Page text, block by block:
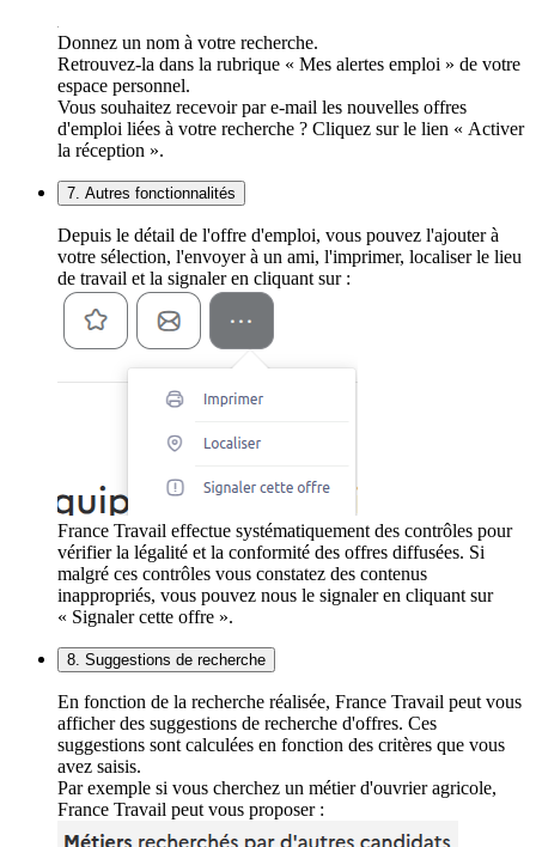
Donnez un nom à votre recherche.
Retrouvez-la dans la rubrique « Mes alertes emploi » de votre
espace personnel.
Vous souhaitez recevoir par e-mail les nouvelles offres
d'emploi liées à votre recherche ? Cliquez sur le lien « Activer
la réception ».
7. Autres fonctionnalités
Depuis le détail de l'offre d'emploi, vous pouvez l'ajouter à
votre sélection, l'envoyer à un ami, l'imprimer, localiser le lieu
de travail et la signaler en cliquant sur :
France Travail effectue systématiquement des contrôles pour
vérifier la légalité et la conformité des offres diffusées. Si
malgré ces contrôles vous constatez des contenus
inappropriés, vous pouvez nous le signaler en cliquant sur
« Signaler cette offre ».
8. Suggestions de recherche
En fonction de la recherche réalisée, France Travail peut vous
afficher des suggestions de recherche d'offres. Ces
suggestions sont calculées en fonction des critères que vous
avez saisis.
Par exemple si vous cherchez un métier d'ouvrier agricole,
France Travail peut vous proposer :